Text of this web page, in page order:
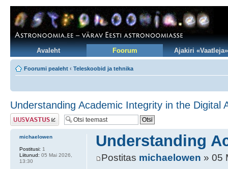
Avaleht Foorum Ajakiri «Vaatleja»
Foorumi pealeht ‹ Teleskoobid ja tehnika
Understanding Academic Integrity in the Digital
Postita vastus
Understanding
Postitas michaelowen » 05
michaelowen
Postitusi: 1
Liitunud: 05 Mai 2026,
13:30